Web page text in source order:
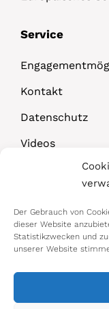
Der Gebrauch von
dieser Website
Statistikzwecken und
unserer Website
Service
Kontakt
Datenschutz
Videos